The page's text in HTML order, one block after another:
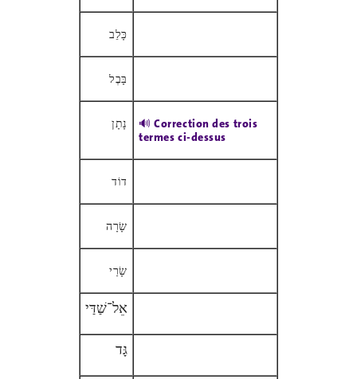
כָּלֵב
בָּבֶל
נָתָן
🔊 Correction des trois
termes ci-dessus
דוֹד
שָׂרָה
שָׂרַי
אֵל־שַׁדַּי
גָּד